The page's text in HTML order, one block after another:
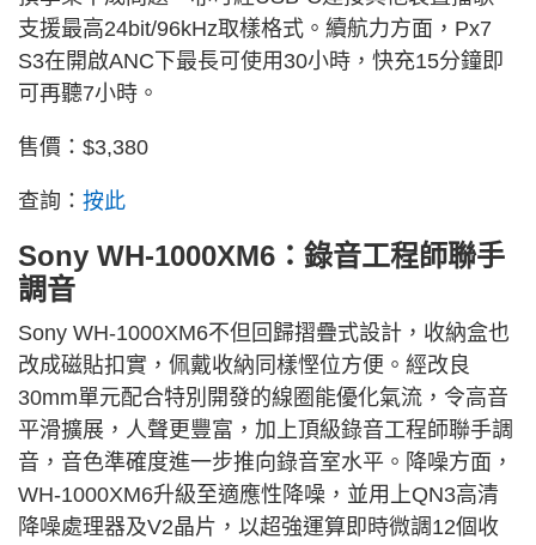
支援最高24bit/96kHz取樣格式。續航力方面，Px7
S3在開啟ANC下最長可使用30小時，快充15分鐘即
可再聽7小時。
售價：$3,380
查詢： 按此
Sony WH-1000XM6：錄音工程師聯手
調音
Sony WH-1000XM6不但回歸摺疊式設計，收納盒也
改成磁貼扣實，佩戴收納同樣慳位方便。經改良
30mm單元配合特別開發的線圈能優化氣流，令高音
平滑擴展，人聲更豐富，加上頂級錄音工程師聯手調
音，音色準確度進一步推向錄音室水平。降噪方面，
WH-1000XM6升級至適應性降噪，並用上QN3高清
降噪處理器及V2晶片，以超強運算即時微調12個收